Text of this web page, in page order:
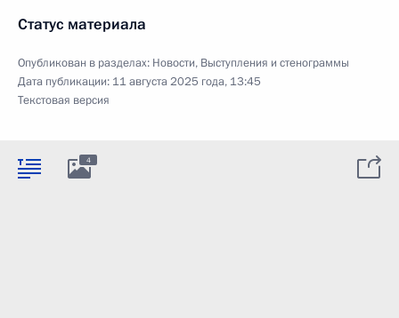
Статус материала
Опубликован в разделах: Новости, Выступления и стенограммы
Дата публикации: 11 августа 2025 года, 13:45
Текстовая версия
4